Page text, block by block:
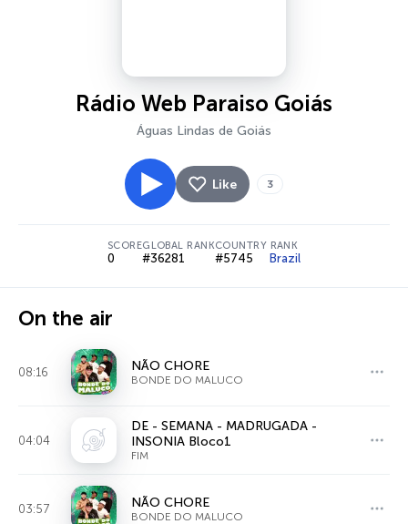
Rádio Web Paraiso Goiás
Águas Lindas de Goiás
Like 3
SCORE
0
GLOBAL RANK
#36281
COUNTRY RANK
#5745 Brazil
On the air
08:16 NÃO CHORE
BONDE DO MALUCO
04:04
DE - SEMANA - MADRUGADA -
INSONIA Bloco1
FIM
03:57 NÃO CHORE
BONDE DO MALUCO